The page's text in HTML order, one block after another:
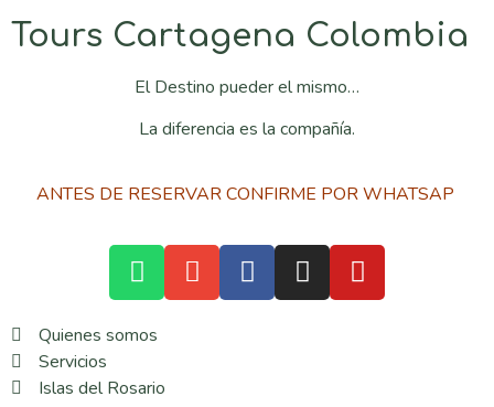
Tours Cartagena Colombia
El Destino pueder el mismo…
La diferencia es la compañía.
ANTES DE RESERVAR CONFIRME POR WHATSAP
Quienes somos
Servicios
Islas del Rosario